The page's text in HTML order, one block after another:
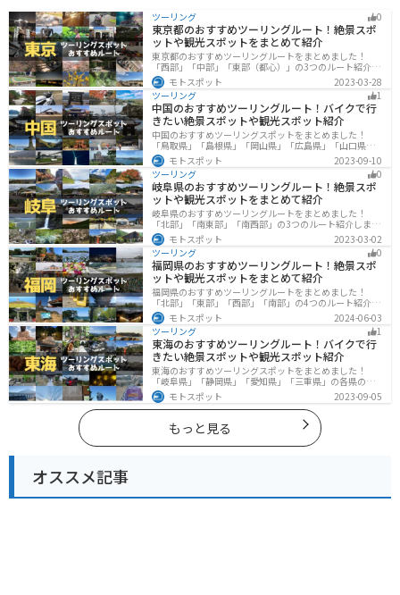
ツーリング 0
東京都のおすすめツーリングルート！絶景スポ
ットや観光スポットをまとめて紹介
東京都のおすすめツーリングルートをまとめました！
「西部」「中部」「東部（都心）」の3つのルート紹介し
ます。西に行けば奥多摩の自然、東に行けば都心スポッ
トと、自然も街も楽しめるスポットが多数あります。バ
イクで東京都にツーリングに行く際は参考にしてくださ
い。
モトスポット
2023-03-28
ツーリング
1
中国のおすすめツーリングルート！バイクで行
きたい絶景スポットや観光スポット紹介
中国のおすすめツーリングスポットをまとめました！
「鳥取県」「島根県」「岡山県」「広島県」「山口県」
の各県の観光地紹介します。自然豊かな山々や湖、温泉
地が点在し、四季折々の景色を楽しめるスポットが多数
あります。バイクで中国にツーリングに行く際は参考に
してください。
モトスポット
2023-09-10
ツーリング
0
岐阜県のおすすめツーリングルート！絶景スポ
ットや観光スポットをまとめて紹介
岐阜県のおすすめツーリングルートをまとめました！
「北部」「南東部」「南西部」の3つのルート紹介しま
す。自然豊かな山が充実しており、山を生かした施設や
グルメ、絶景スポットなど、自然を満喫するツーリング
ができます。バイクで岐阜県にツーリングに行く際は参
考にしてください。
モトスポット
2023-03-02
ツーリング
0
福岡県のおすすめツーリングルート！絶景スポ
ットや観光スポットをまとめて紹介
福岡県のおすすめツーリングルートをまとめました！
「北部」「東部」「西部」「南部」の4つのルート紹介し
ます。豊かな自然から歴史ある名所、グルメまで多彩な
魅力が詰まっており、様々な楽しみ方ができます。バイ
クで福岡県にツーリングに行く際は参考にしてくださ
い。
モトスポット
2024-06-03
ツーリング
1
東海のおすすめツーリングルート！バイクで行
きたい絶景スポットや観光スポット紹介
東海のおすすめツーリングスポットをまとめました！
「岐阜県」「静岡県」「愛知県」「三重県」の各県の観
光地紹介します。自然豊かな山々や湖、温泉地が点在
し、四季折々の景色を楽しめるスポットが多数ありま
す。バイクで東海にツーリングに行く際は参考にしてく
ださい。
モトスポット 2023-09-05
もっと見る
オススメ記事